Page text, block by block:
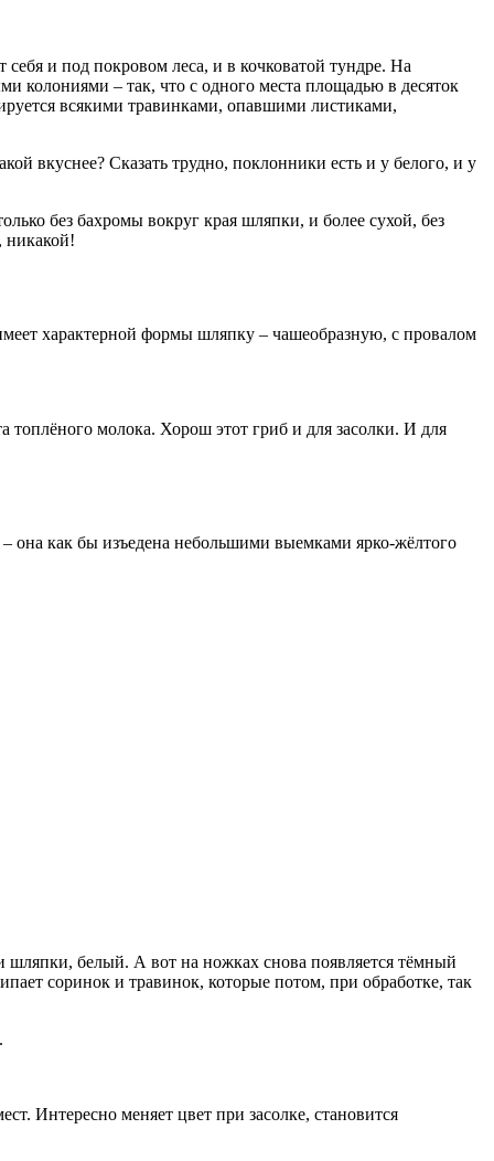
и под покровом леса, и в кочковатой тундре. На
колониями – так, что с одного места площадью в десяток
всякими травинками, опавшими листиками,
вкуснее? Сказать трудно, поклонники есть и у белого, и у
без бахромы вокруг края шляпки, и более сухой, без
никакой!
характерной формы шляпку – чашеобразную, с провалом
топлёного молока. Хорош этот гриб и для засолки. И для
она как бы изъедена небольшими выемками ярко-жёлтого
шляпки, белый. А вот на ножках снова появляется тёмный
соринок и травинок, которые потом, при обработке, так
Интересно меняет цвет при засолке, становится